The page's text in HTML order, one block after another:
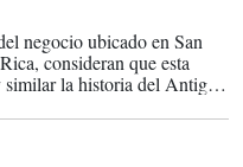
negocio ubicado en San
consideran que esta
similar la historia del Antiguo